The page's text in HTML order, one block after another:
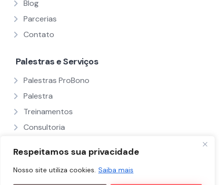
Respeitamos sua privacidade
Nosso site utiliza cookies. Saiba mais
Blog
Parcerias
Contato
Palestras e Serviços
Palestras ProBono
Palestra
Treinamentos
Consultoria